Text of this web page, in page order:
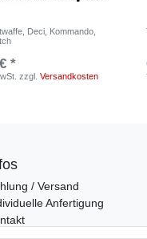
Deci, Kommando,
*
zzgl.Versandkosten
/ Versand
Anfertigung